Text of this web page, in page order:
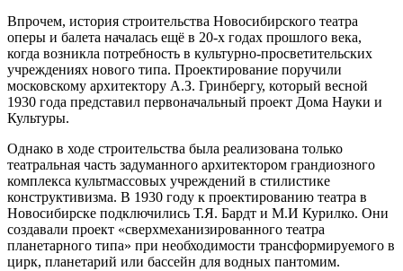
Впрочем, история строительства Новосибирского театра
оперы и балета началась ещё в 20-х годах прошлого века,
когда возникла потребность в культурно-просветительских
учреждениях нового типа. Проектирование поручили
московскому архитектору А.З. Гринбергу, который весной
1930 года представил первоначальный проект Дома Науки и
Культуры.
Однако в ходе строительства была реализована только
театральная часть задуманного архитектором грандиозного
комплекса культмассовых учреждений в стилистике
конструктивизма. В 1930 году к проектированию театра в
Новосибирске подключились Т.Я. Бардт и М.И Курилко. Они
создавали проект «сверхмеханизированного театра
планетарного типа» при необходимости трансформируемого в
цирк, планетарий или бассейн для водных пантомим.